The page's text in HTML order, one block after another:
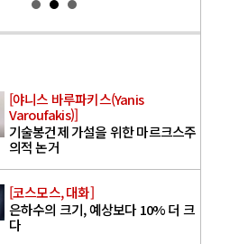
[야니스 바루파키스(Yanis
Varoufakis)]
기술봉건제 가설을 위한 마르크스주
의적 논거
[코스모스, 대화]
은하수의 크기, 예상보다 10% 더 크
다